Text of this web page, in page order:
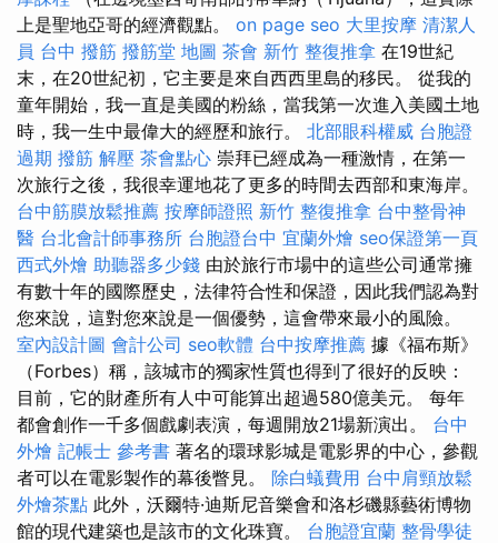
上是聖地亞哥的經濟觀點。 on page seo 大里按摩 清潔人
員 台中 撥筋 撥筋堂 地圖 茶會 新竹 整復推拿 在19世紀
末，在20世紀初，它主要是來自西西里島的移民。 從我的
童年開始，我一直是美國的粉絲，當我第一次進入美國土地
時，我一生中最偉大的經歷和旅行。 北部眼科權威 台胞證
過期 撥筋 解壓 茶會點心 崇拜已經成為一種激情，在第一
次旅行之後，我很幸運地花了更多的時間去西部和東海岸。
台中筋膜放鬆推薦 按摩師證照 新竹 整復推拿 台中整骨神
醫 台北會計師事務所 台胞證台中 宜蘭外燴 seo保證第一頁
西式外燴 助聽器多少錢 由於旅行市場中的這些公司通常擁
有數十年的國際歷史，法律符合性和保證，因此我們認為對
您來說，這對您來說是一個優勢，這會帶來最小的風險。
室內設計圖 會計公司 seo軟體 台中按摩推薦 據《福布斯》
（Forbes）稱，該城市的獨家性質也得到了很好的反映：
目前，它的財產所有人中可能算出超過580億美元。 每年
都會創作一千多個戲劇表演，每週開放21場新演出。 台中
外燴 記帳士 參考書 著名的環球影城是電影界的中心，參觀
者可以在電影製作的幕後瞥見。 除白蟻費用 台中肩頸放鬆
外燴茶點 此外，沃爾特·迪斯尼音樂會和洛杉磯縣藝術博物
館的現代建築也是該市的文化珠寶。 台胞證宜蘭 整骨學徒